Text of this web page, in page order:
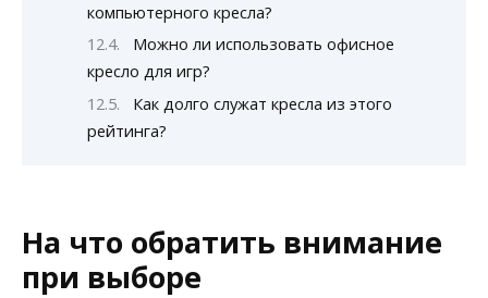
компьютерного кресла?
Можно ли использовать офисное
кресло для игр?
Как долго служат кресла из этого
рейтинга?
На что обратить внимание
при выборе